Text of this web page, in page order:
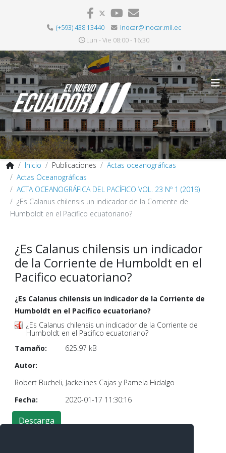
(+593) 438 13440
inocar@inocar.mil.ec
Lun - Vie 08:00 - 16:30
Inicio Publicaciones
Actas oceanográficas
Actas Oceanográficas
ACTA OCEANOGRÁFICA DEL PACÍFICO VOL. 23 Nº 1 (2019)
¿Es Calanus chilensis un indicador de la Corriente de
Humboldt en el Pacifico ecuatoriano?
¿Es Calanus chilensis un indicador
de la Corriente de Humboldt en el
Pacifico ecuatoriano?
¿Es Calanus chilensis un indicador de la Corriente de
Humboldt en el Pacifico ecuatoriano?
¿Es Calanus chilensis un indicador de la Corriente de
Humboldt en el Pacifico ecuatoriano?
Tamaño:
625.97 kB
Autor:
Robert Bucheli, Jackelines Cajas y Pamela Hidalgo
Fecha:
2020-01-17 11:30:16